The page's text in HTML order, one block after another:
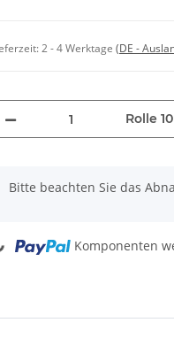
2 - 4 Werktage (DE -
Rolle
x
Bitte beachten Sie das
Komponenten